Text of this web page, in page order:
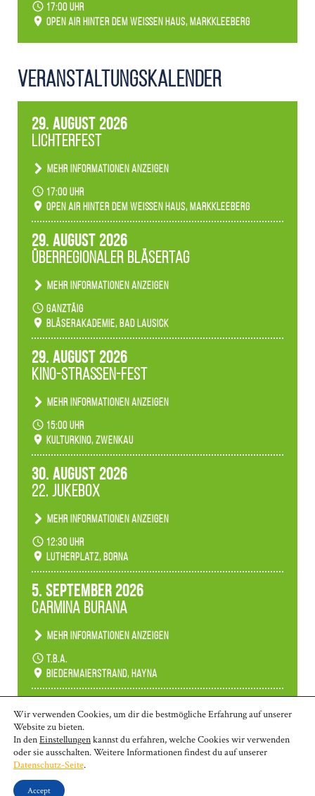
17:00 Uhr
Open Air hinter dem weißen Haus, Markkleeberg
Veranstaltungs­kalender
29. August 2026
Lichterfest
Mehr Informationen anzeigen
Becherlichter, Fackeln und Lichtinstallationen
verwandeln den agra-Park in einen farbigen
Märchenwald, der bei jedem Rundgang einen
Ambiente gibt es ein leuchtendes Konzert
unserer Fachbereiche.
17:00 Uhr
Open Air hinter dem weißen Haus, Markkleeberg
29. August 2026
Überregionaler Bläsertag
Mehr Informationen anzeigen
Teilnahme der Bläserklassen.
ganztäig
Bläserakademie, Bad Lausick
29. August 2026
Kino-Straßen-Fest
Mehr Informationen anzeigen
Konzert unserer Zwenkauer Schüler und
Schülerinnen zum Fest des Kulturkinos.
15:00 Uhr
Kulturkino, Zwenkau
30. August 2026
22. Jukebox
Mehr Informationen anzeigen
Anlässlicher der 775-Jahrfeier der Stadt Borna
spielen wir noch einmal unser aktuelles
Jukeboxprogramm zum Stadtfest.
12:30 Uhr
Lutherplatz, Borna
5. September 2026
Carmina Burana
Mehr Informationen anzeigen
Tanztheater der Quertänzer Borna.
t.b.a.
Biedermaierstrand, Hayna
Mehr Termine anzeigen
© 2026 | Borna: 03433-26 970 | Markkleeberg: 0341-35 80 463 | Wurzen:
03425-90 58 10
Wir verwenden Cookies, um dir die bestmögliche Erfahrung auf unserer
Website zu bieten.
In denEinstellungenkannst du erfahren, welche Cookies wir verwenden
oder sie ausschalten. Weitere Informationen findest du auf unserer
Datenschutz-Seite.
Accept